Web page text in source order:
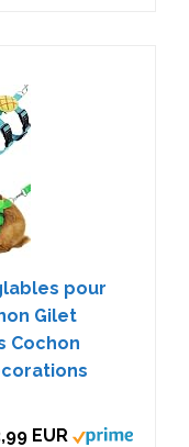
pour
Gilet
Cochon
EUR